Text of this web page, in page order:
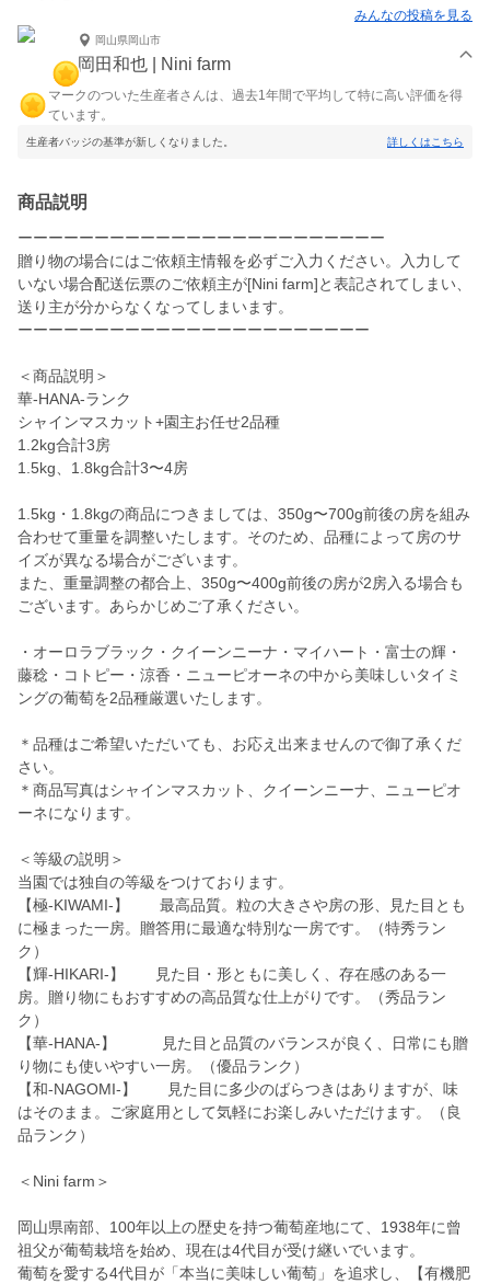
みんなの投稿を見る
岡山県岡山市
岡田和也 | Nini farm
マークのついた生産者さんは、過去1年間で平均して特に高い評価を得
ています。
生産者バッジの基準が新しくなりました。 詳しくはこちら
商品説明
ーーーーーーーーーーーーーーーーーーーーーーーー
贈り物の場合にはご依頼主情報を必ずご入力ください。入力して
いない場合配送伝票のご依頼主が[Nini farm]と表記されてしまい、
送り主が分からなくなってしまいます。
ーーーーーーーーーーーーーーーーーーーーーーー
＜商品説明＞
華-HANA-ランク
シャインマスカット+園主お任せ2品種
1.2kg合計3房
1.5kg、1.8kg合計3〜4房
1.5kg・1.8kgの商品につきましては、350g〜700g前後の房を組み
合わせて重量を調整いたします。そのため、品種によって房のサ
イズが異なる場合がございます。
また、重量調整の都合上、350g〜400g前後の房が2房入る場合も
ございます。あらかじめご了承ください。
・オーロラブラック・クイーンニーナ・マイハート・富士の輝・
藤稔・コトピー・涼香・ニューピオーネの中から美味しいタイミ
ングの葡萄を2品種厳選いたします。
＊品種はご希望いただいても、お応え出来ませんので御了承くだ
さい。
＊商品写真はシャインマスカット、クイーンニーナ、ニューピオ
ーネになります。
＜等級の説明＞
当園では独自の等級をつけております。
【極-KIWAMI-】 最高品質。粒の大きさや房の形、見た目とも
に極まった一房。贈答用に最適な特別な一房です。（特秀ラン
ク）
【輝-HIKARI-】 見た目・形ともに美しく、存在感のある一
房。贈り物にもおすすめの高品質な仕上がりです。（秀品ラン
ク）
【華-HANA-】 見た目と品質のバランスが良く、日常にも贈
り物にも使いやすい一房。（優品ランク）
【和-NAGOMI-】 見た目に多少のばらつきはありますが、味
はそのまま。ご家庭用として気軽にお楽しみいただけます。（良
品ランク）
＜Nini farm＞
岡山県南部、100年以上の歴史を持つ葡萄産地にて、1938年に曾
祖父が葡萄栽培を始め、現在は4代目が受け継いでいます。
葡萄を愛する4代目が「本当に美味しい葡萄」を追求し、【有機肥